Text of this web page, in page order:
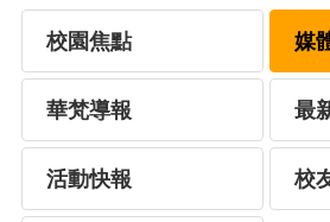
校園焦點 媒
華梵導報 最
活動快報 校